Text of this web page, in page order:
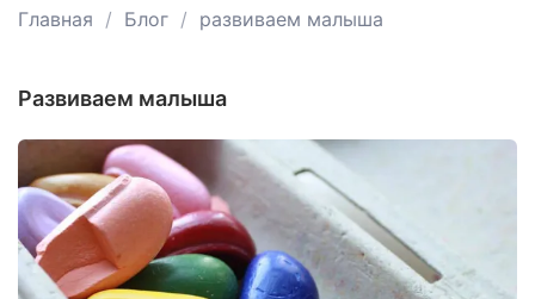
Главная Блог развиваем малыша
развиваем малыша